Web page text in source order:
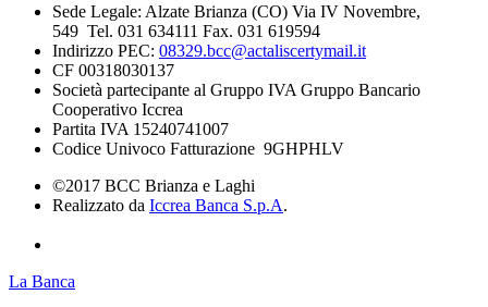
Sede Legale: Alzate Brianza (CO) Via IV Novembre,
549 Tel. 031 634111 Fax. 031 619594
Indirizzo PEC: 08329.bcc@actaliscertymail.it
CF 00318030137
Società partecipante al Gruppo IVA Gruppo Bancario
Cooperativo Iccrea
Partita IVA 15240741007
Codice Univoco Fatturazione 9GHPHLV
©2017 BCC Brianza e Laghi
Realizzato da Iccrea Banca S.p.A.
La Banca